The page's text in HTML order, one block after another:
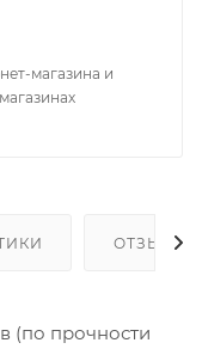
магазина и
ОТЗЫВЫ
(по прочности